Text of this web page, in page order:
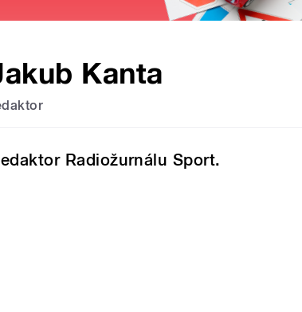
Kanta
Radiožurnálu Sport.